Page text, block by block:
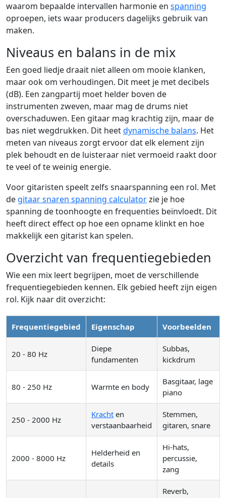
waarom bepaalde intervallen harmonie en spanning
oproepen, iets waar producers dagelijks gebruik van
maken.
Niveaus en balans in de mix
Een goed liedje draait niet alleen om mooie klanken,
maar ook om verhoudingen. Dit meet je met decibels
(dB). Een zangpartij moet helder boven de
instrumenten zweven, maar mag de drums niet
overschaduwen. Een gitaar mag krachtig zijn, maar de
bas niet wegdrukken. Dit heetdynamische balans. Het
meten van niveaus zorgt ervoor dat elk element zijn
plek behoudt en de luisteraar niet vermoeid raakt door
te veel of te weinig energie.
Voor gitaristen speelt zelfs snaarspanning een rol. Met
de gitaar snaren spanning calculatorzie je hoe
spanning de toonhoogte en frequenties beïnvloedt. Dit
heeft direct effect op hoe een opname klinkt en hoe
makkelijk een gitarist kan spelen.
Overzicht van frequentiegebieden
Wie een mix leert begrijpen, moet de verschillende
frequentiegebieden kennen. Elk gebied heeft zijn eigen
rol. Kijk naar dit overzicht:
Frequentiegebied Eigenschap Voorbeelden
20 - 80 Hz
Diepe
fundamenten
Subbas,
kickdrum
80 - 250 Hz Warmte en body
Basgitaar, lage
piano
250 - 2000 Hz
Kracht en
verstaanbaarheid
Stemmen,
gitaren, snare
2000 - 8000 Hz
Helderheid en
details
Hi-hats,
percussie,
zang
Reverb,